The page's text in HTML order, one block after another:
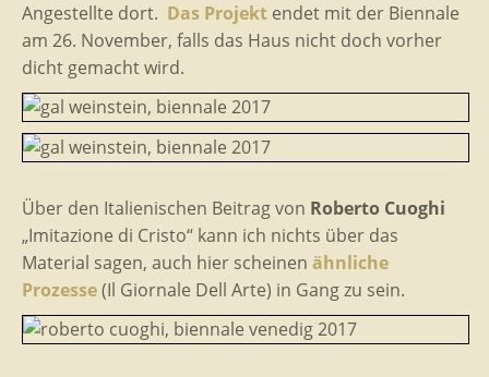
Angestellte dort. Das Projekt endet mit der Biennale
am 26. November, falls das Haus nicht doch vorher
dicht gemacht wird.
Über den Italienischen Beitrag von Roberto Cuoghi
„Imitazione di Cristo“ kann ich nichts über das
Material sagen, auch hier scheinen ähnliche
Prozesse(Il Giornale Dell Arte) in Gang zu sein.